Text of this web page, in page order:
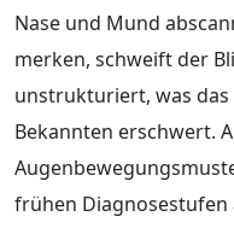
Nase und Mund
merken, schweift der
unstrukturiert, was
Bekannten erschwert.
frühen